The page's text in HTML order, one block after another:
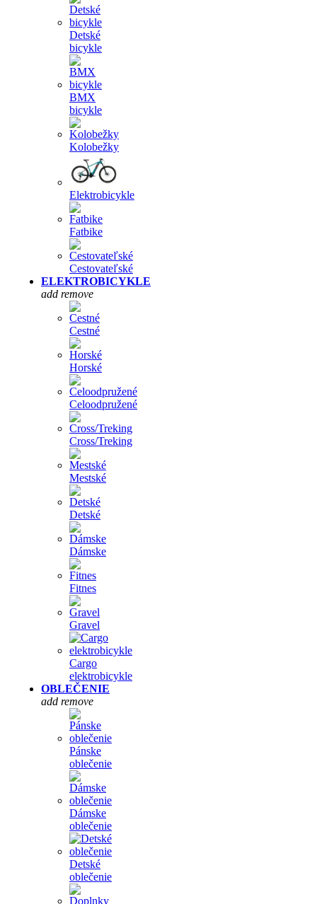
Detské
bicykle
BMX
bicykle
Kolobežky
Elektrobicykle
Fatbike
Cestovateľské
ELEKTROBICYKLE
add remove
Cestné
Horské
Celoodpružené
Cross/Treking
Mestské
Detské
Dámske
Fitnes
Gravel
Cargo
elektrobicykle
OBLEČENIE
add remove
Pánske
oblečenie
Dámske
oblečenie
Detské
oblečenie